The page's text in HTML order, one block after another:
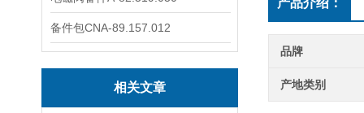
备件包CNA-89.157.012
相关文章
产品介绍：
品牌
产地类别